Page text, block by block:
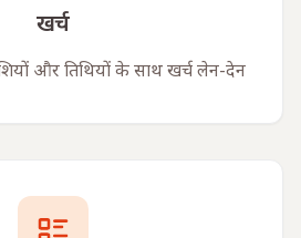
खर्च
और तिथियों के साथ खर्च लेन-देन